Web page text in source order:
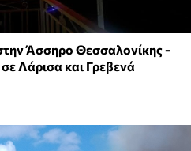
Άσσηρο Θεσσαλονίκης -
Λάρισα και Γρεβενά